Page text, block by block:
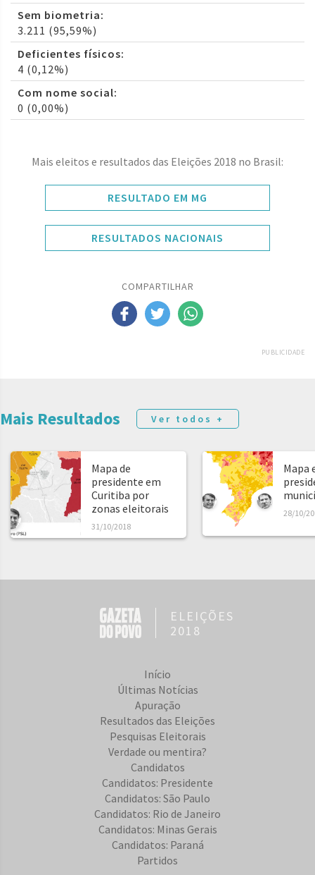
Sem biometria:
3.211 (95,59%)
Deficientes físicos:
4 (0,12%)
Com nome social:
0 (0,00%)
Mais eleitos e resultados das Eleições 2018 no Brasil:
RESULTADO EM MG
RESULTADOS NACIONAIS
COMPARTILHAR
PUBLICIDADE
Mais Resultados Ver todos +
Mapa de
presidente em
Curitiba por
zonas eleitorais
31/10/2018
Mapa
28/10/
ELEIÇÕES
2018
Início
Últimas Notícias
Apuração
Resultados das Eleições
Pesquisas Eleitorais
Verdade ou mentira?
Candidatos
Candidatos: Presidente
Candidatos: São Paulo
Candidatos: Rio de Janeiro
Candidatos: Minas Gerais
Candidatos: Paraná
Partidos